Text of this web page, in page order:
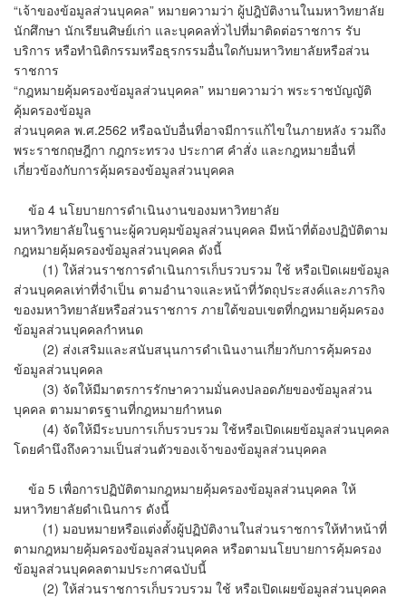
​“เจ้าของข้อมูลส่วนบุคคล” หมายความว่า ผู้ปฎิบัติงานในมหาวิทยาลัย
นักศึกษา นักเรียนศิษย์เก่า และบุคคลทั่วไปที่มาติดต่อราชการ รับ
บริการ หรือทำนิติกรรมหรือธุรกรรมอื่นใดกับมหาวิทยาลัยหรือส่วน
ราชการ
​“กฎหมายคุ้มครองข้อมูลส่วนบุคคล” หมายความว่า พระราชบัญญัติ
คุ้มครองข้อมูล
ส่วนบุคคล พ.ศ.2562 หรือฉบับอื่นที่อาจมีการแก้ไขในภายหลัง รวมถึง
พระราชกฤษฎีกา กฎกระทรวง ประกาศ คำสั่ง และกฎหมายอื่นที่
เกี่ยวข้องกับการคุ้มครองข้อมูลส่วนบุคคล
​ ข้อ 4 นโยบายการดำเนินงานของมหาวิทยาลัย
​มหาวิทยาลัยในฐานะผู้ควบคุมข้อมูลส่วนบุคคล มีหน้าที่ต้องปฏิบัติตาม
กฎหมายคุ้มครองข้อมูลส่วนบุคคล ดังนี้
​ (1) ให้ส่วนราชการดำเนินการเก็บรวบรวม ใช้ หรือเปิดเผยข้อมูล
ส่วนบุคคลเท่าที่จำเป็น ตามอำนาจและหน้าที่วัตถุประสงค์และภารกิจ
ของมหาวิทยาลัยหรือส่วนราชการ ภายใต้ขอบเขตที่กฎหมายคุ้มครอง
ข้อมูลส่วนบุคคลกำหนด​​​​​​​​​​
(2) ส่งเสริมและสนับสนุนการดำเนินงานเกี่ยวกับการคุ้มครอง
ข้อมูลส่วนบุคคล
​ (3) จัดให้มีมาตรการรักษาความมั่นคงปลอดภัยของข้อมูลส่วน
บุคคล ตามมาตรฐานที่กฎหมายกำหนด
​ (4) จัดให้มีระบบการเก็บรวบรวม ใช้หรือเปิดเผยข้อมูลส่วนบุคคล
โดยคำนึงถึงความเป็นส่วนตัวของเจ้าของข้อมูลส่วนบุคคล
​ข้อ 5 เพื่อการปฏิบัติตามกฎหมายคุ้มครองข้อมูลส่วนบุคคล ให้
มหาวิทยาลัยดำเนินการ ดังนี้
​(1) มอบหมายหรือแต่งตั้งผู้ปฏิบัติงานในส่วนราชการให้ทำหน้าที่
ตามกฎหมายคุ้มครองข้อมูลส่วนบุคคล หรือตามนโยบายการคุ้มครอง
ข้อมูลส่วนบุคคลตามประกาศฉบับนี้
​(2) ให้ส่วนราชการเก็บรวบรวม ใช้ หรือเปิดเผยข้อมูลส่วนบุคคล